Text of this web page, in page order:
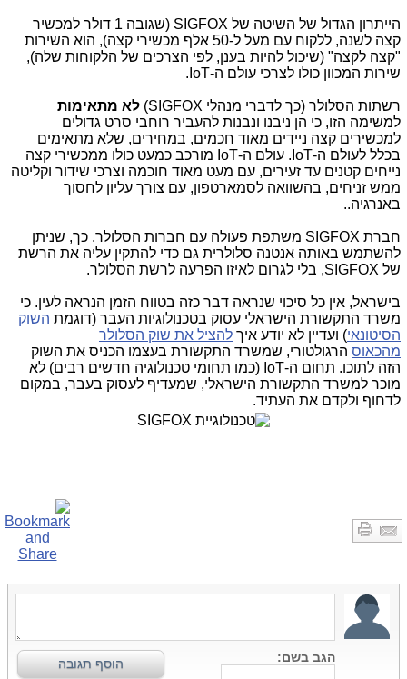
הייתרון הגדול של השיטה של SIGFOX (שגובה 1 דולר למכשיר
קצה לשנה, ללקוח עם מעל ל-50 אלף מכשירי קצה), הוא השירות
"קצה לקצה" (שיכול להיות בענן, לפי הצרכים של הלקוחות שלה),
שירות המכוון כולו לצרכי עולם ה-IoT.
רשתות הסלולר (כך לדברי מנהלי SIGFOX)
לא מתאימות
למשימה הזו, כי הן ניבנו ונבנות להעביר רוחבי סרט גדולים
למכשירים קצה ניידים מאוד חכמים, במחירים, שלא מתאימים
בכלל לעולם ה-IoT. עולם ה-IoT מורכב כמעט כולו ממכשירי קצה
נייחים קטנים עד זעירים, עם מעט מאוד חוכמה וצרכי שידור וקליטה
ממש זניחים, בהשוואה לסמארטפון, עם צורך עליון לחסוך
באנרגיה..
חברת SIGFOX משתפת פעולה עם חברות הסלולר. כך, שניתן
להשתמש באותה אנטנה סלולרית גם כדי להתקין עליה את הרשת
של SIGFOX, בלי לגרום לאיזו הפרעה לרשת הסלולר.
בישראל, אין כל סיכוי שנראה דבר כזה בטווח הזמן הנראה לעין. כי
משרד התקשורת הישראלי עסוק בטכנולוגיות העבר (דוגמת השוק
הסיטונאי) ועדיין לא יודע איך להציל את שוק הסלולר
מהכאוס הרגולטורי, שמשרד התקשורת בעצמו הכניס את השוק
הזה לתוכו. תחום ה-IoT (כמו תחומי טכנולוגיה חדשים רבים) לא
מוכר למשרד התקשורת הישראלי, שמעדיף לעסוק בעבר, במקום
לדחוף ולקדם את העתיד.